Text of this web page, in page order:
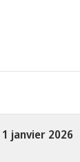
1 janvier 2026